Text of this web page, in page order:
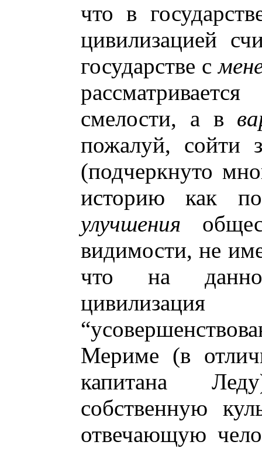
что в
цивилизацией
государстве с
смелости, а в
пожалуй, сойти
(подчеркнуто
историю как
улучшения
видимости, не
что на
Мериме (в
капитана
собственную
отвечающую